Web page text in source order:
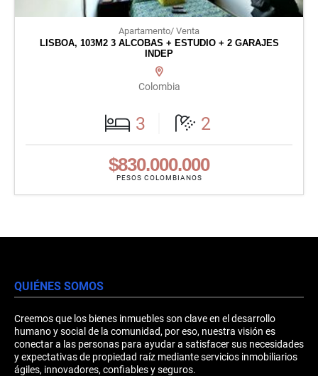
Apartamento/ Venta
LISBOA, 103M2 3 ALCOBAS + ESTUDIO + 2 GARAJES
INDEP
Colombia
3 2
$830.000.000
PESOS COLOMBIANOS
QUIÉNES SOMOS
Creemos que los bienes inmuebles son clave en el desarrollo
humano y social de la comunidad, por eso, nuestra visión es
conectar a las personas para ayudar a satisfacer sus necesidades
y expectativas de propiedad raíz mediante servicios inmobiliarios
ágiles, innovadores, confiables y seguros.